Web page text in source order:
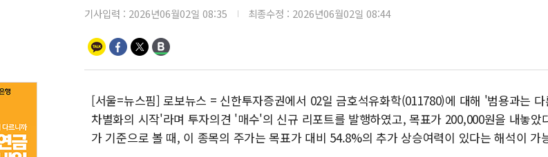
[속보]
정재헌
하나금융,
인천시 광
병무청,
기사입력 : 2026년06월02일 08:35 최종수정 : 2026년06월02일 08:44
[서울=뉴스핌] 로보뉴스 = 신한투자증권에서 02일 금호석유화학(011780)에 대해 '범용과는
차별화의 시작'라며 투자의견 '매수'의 신규 리포트를 발행하였고, 목표가 200,000원을 내놓았
가 기준으로 볼 때, 이 종목의 주가는 목표가 대비 54.8%의 추가 상승여력이 있다는 해석이 가